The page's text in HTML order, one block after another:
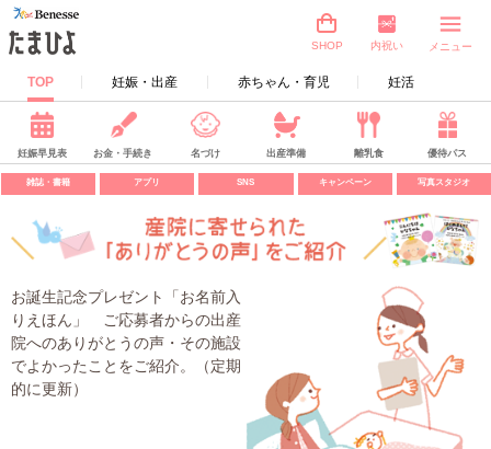
TOP 妊娠・出産 赤ちゃん・育児 妊活
SHOP 内祝い メニュー
妊娠早見表 お金・手続き 名づけ 出産準備 離乳食 優待パス
雑誌・書籍 アプリ SNS キャンペーン 写真スタジオ
お誕生記念プレゼント「お名前入
りえほん」 ご応募者からの出産
院へのありがとうの声・その施設
でよかったことをご紹介。（定期
的に更新）